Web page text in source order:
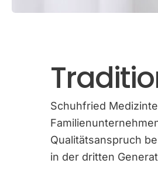
Schuhfried
Qualitäts­anspruch
in der dritten